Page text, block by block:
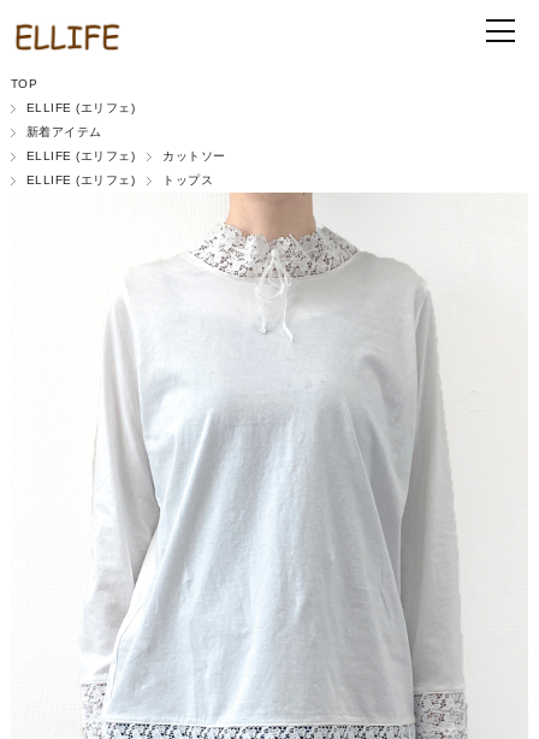
TOP
ELLIFE (エリフェ)
新着アイテム
ELLIFE (エリフェ)
カットソー
ELLIFE (エリフェ)
トップス